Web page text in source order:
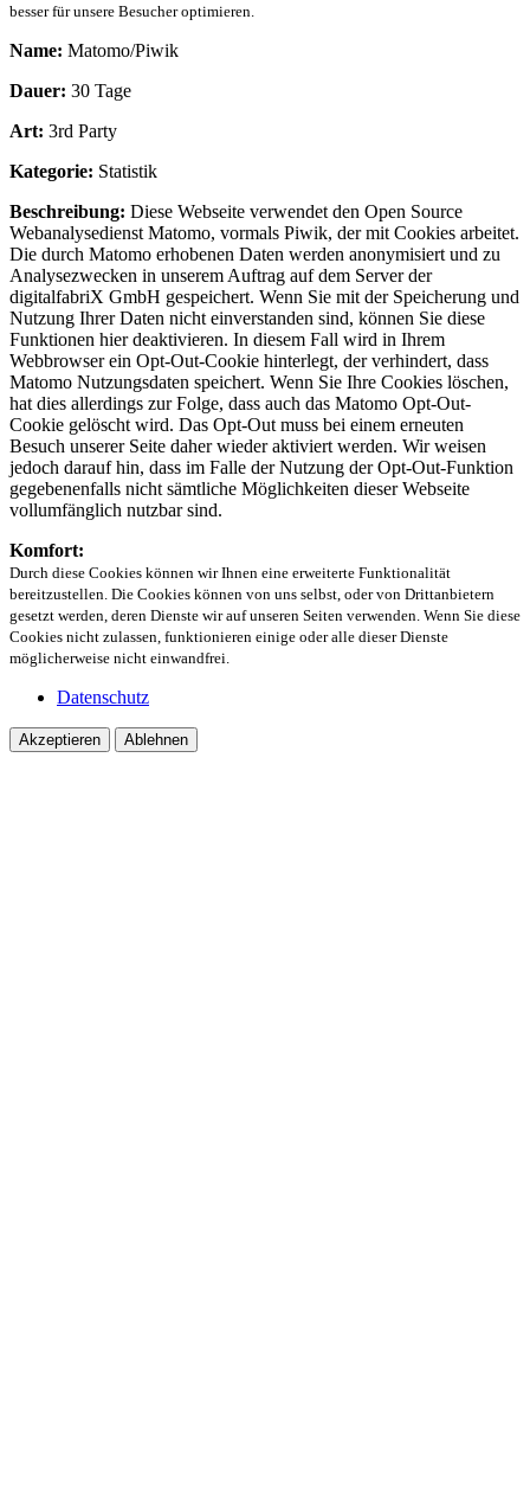
besser für unsere Besucher optimieren.
Name: Matomo/Piwik
Dauer: 30 Tage
Art: 3rd Party
Kategorie: Statistik
Beschreibung: Diese Webseite verwendet den Open Source
Webanalysedienst Matomo, vormals Piwik, der mit Cookies arbeitet.
Die durch Matomo erhobenen Daten werden anonymisiert und zu
Analysezwecken in unserem Auftrag auf dem Server der
digitalfabriX GmbH gespeichert. Wenn Sie mit der Speicherung und
Nutzung Ihrer Daten nicht einverstanden sind, können Sie diese
Funktionen hier deaktivieren. In diesem Fall wird in Ihrem
Webbrowser ein Opt-Out-Cookie hinterlegt, der verhindert, dass
Matomo Nutzungsdaten speichert. Wenn Sie Ihre Cookies löschen,
hat dies allerdings zur Folge, dass auch das Matomo Opt-Out-
Cookie gelöscht wird. Das Opt-Out muss bei einem erneuten
Besuch unserer Seite daher wieder aktiviert werden. Wir weisen
jedoch darauf hin, dass im Falle der Nutzung der Opt-Out-Funktion
gegebenenfalls nicht sämtliche Möglichkeiten dieser Webseite
vollumfänglich nutzbar sind.
Komfort:
Durch diese Cookies können wir Ihnen eine erweiterte Funktionalität
bereitzustellen. Die Cookies können von uns selbst, oder von Drittanbietern
gesetzt werden, deren Dienste wir auf unseren Seiten verwenden. Wenn Sie diese
Cookies nicht zulassen, funktionieren einige oder alle dieser Dienste
möglicherweise nicht einwandfrei.
Datenschutz
Akzeptieren Ablehnen